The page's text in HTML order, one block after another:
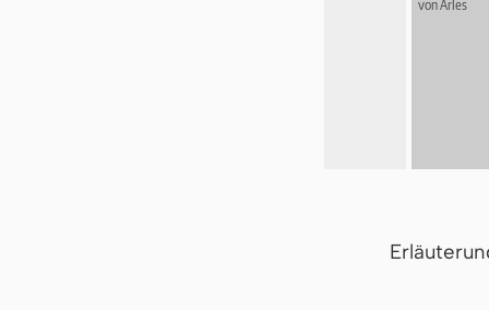
von Arles